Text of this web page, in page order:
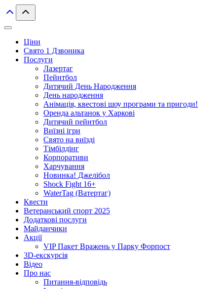
Ціни
Свято 1 Дзвоника
Послуги
Лазертаг
Пейнтбол
Дитячий День Народження
День народження
Анімація, квестові шоу програми та пригоди!
Оренда альтанок у Харкові
Дитячий пейнтбол
Виїзні ігри
Свято на виїзді
Тімбілдінг
Корпоративи
Харчування
Новинка! Джелібол
Shock Fight 16+
WaterTag (Ватертаг)
Квести
Ветеранський спорт 2025
Додаткові послуги
Майданчики
Акції
VIP Пакет Вражень у Парку Форпост
3D-екскурсія
Відео
Про нас
Питання-відповідь